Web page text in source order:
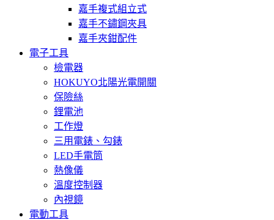
嘉手複式組立式
嘉手不鏽鋼夾具
嘉手夾鉗配件
電子工具
檢電器
HOKUYO北陽光電開關
保險絲
鋰電池
工作燈
三用電錶、勾錶
LED手電筒
熱像儀
溫度控制器
內視鏡
電動工具